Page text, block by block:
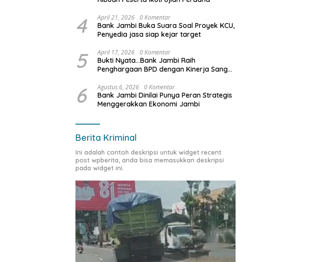
4 April 21, 2026 0 Komentar
Bank Jambi Buka Suara Soal Proyek KCU,
Penyedia jasa siap kejar target
5 April 17, 2026 0 Komentar
Bukti Nyata…Bank Jambi Raih
Penghargaan BPD dengan Kinerja Sangat
6 Agustus 6, 2026 0 Komentar
Bank Jambi Dinilai Punya Peran Strategis
Menggerakkan Ekonomi Jambi
Berita Kriminal
Ini adalah contoh deskripsi untuk widget recent
post wpberita, anda bisa memasukkan deskripsi
pada widget ini.